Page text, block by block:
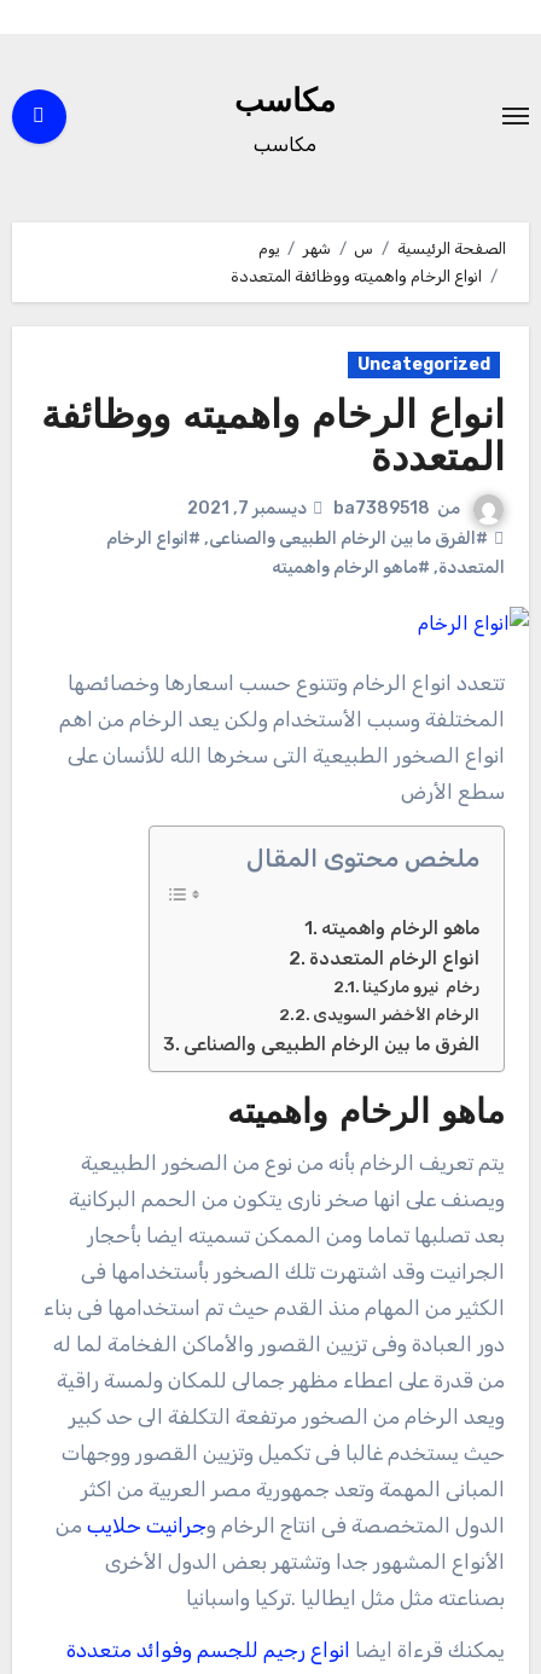
المحتوى
مكاسب
مكاسب
الصفحة الرئيسية س شهر
يوم
انواع الرخام واهميته ووظائفة المتعددة
Uncategorized
انواع الرخام واهميته ووظائفة
المتعددة
من ba7389518
ديسمبر 7, 2021
#الفرق ما بين الرخام الطبيعى والصناعى, #انواع الرخام
المتعددة, #ماهو الرخام واهميته
تتعدد انواع الرخام وتتنوع حسب اسعارها وخصائصها
المختلفة وسبب الأستخدام ولكن يعد الرخام من اهم
انواع الصخور الطبيعية التى سخرها الله للأنسان على
سطع الأرض
ملخص محتوى المقال
ماهو الرخام واهميته
انواع الرخام المتعددة
رخام نيرو ماركينا
الرخام الأخضر السويدى
الفرق ما بين الرخام الطبيعى والصناعى
ماهو الرخام واهميته
يتم تعريف الرخام بأنه من نوع من الصخور الطبيعية
ويصنف على انها صخر نارى يتكون من الحمم البركانية
بعد تصلبها تماما ومن الممكن تسميته ايضا بأحجار
الجرانيت وقد اشتهرت تلك الصخور بأستخدامها فى
الكثير من المهام منذ القدم حيث تم استخدامها فى بناء
دور العبادة وفى تزيين القصور والأماكن الفخامة لما له
من قدرة على اعطاء مظهر جمالى للمكان ولمسة راقية
ويعد الرخام من الصخور مرتفعة التكلفة الى حد كبير
حيث يستخدم غالبا فى تكميل وتزيين القصور ووجهات
المبانى المهمة وتعد جمهورية مصر العربية من اكثر
الدول المتخصصة فى انتاج الرخام وجرانيت حلايبمن
الأنواع المشهور جدا وتشتهر بعض الدول الأخرى
بصناعته مثل مثل ايطاليا .تركيا واسبانيا
يمكنك قرءاة ايضا انواع رجيم للجسم وفوائد متعددة